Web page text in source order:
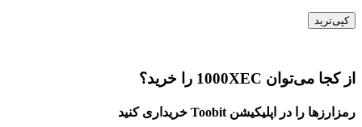
کپی‌ترید
از کجا می‌توان 1000XEC را خرید؟
رمزارزها را در اپلیکیشن Toobit خریداری کنید